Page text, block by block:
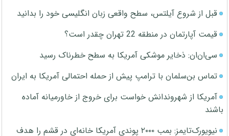
قبل از شروع آیلتس، سطح واقعی زبان انگلیسی خود را بدانید
قیمت آپارتمان در منطقه 22 تهران چقدر است؟
سی‌ان‌ان: ذخایر موشکی آمریکا به سطح خطرناک رسید
تماس بن‌سلمان با ترامپ پیش از حمله احتمالی آمریکا به ایران
آمریکا از شهروندانش خواست برای خروج از خاورمیانه آماده
باشند
نیویورک‌تایمز: بمب ۲۰۰۰ پوندی آمریکا خانه‌ای در قشم را هدف